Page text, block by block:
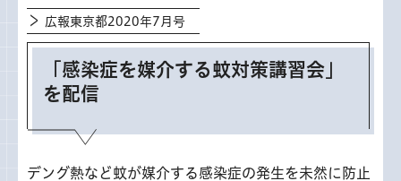
広報東京都2020年7月号
「感染症を媒介する蚊対策講習会」
を配信
デング熱など蚊が媒介する感染症の発生を未然に防止